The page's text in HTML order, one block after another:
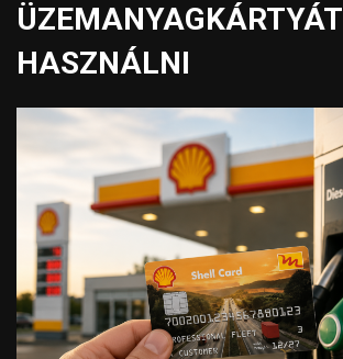
ÜZEMANYAGKÁRTYÁT
HASZNÁLNI